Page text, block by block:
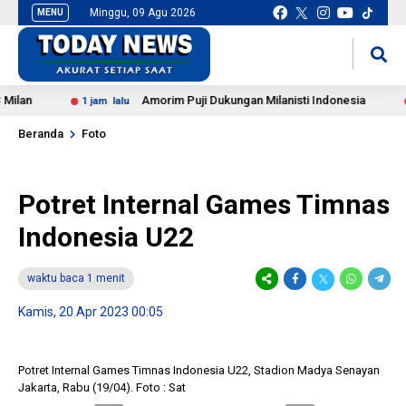
MENU Minggu, 09 Agu 2026
1 jam lalu Amorim Puji Dukungan Milanisti Indonesia
Beranda Foto
Potret Internal Games Timnas
Indonesia U22
waktu baca 1 menit
Kamis, 20 Apr 2023 00:05
Potret Internal Games Timnas Indonesia U22, Stadion Madya Senayan
Jakarta, Rabu (19/04). Foto : Sat